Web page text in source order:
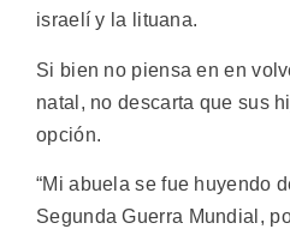
israelí y la lituana.
Si bien no piensa en en
natal, no descarta que sus
opción.
“Mi abuela se fue huyendo
Segunda Guerra Mundial,